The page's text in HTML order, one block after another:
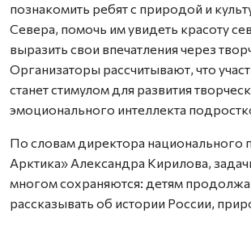
познакомить ребят с природой и
Севера, помочь им увидеть красоту
выразить свои впечатления через
Организаторы рассчитывают, что
станет стимулом для развития
эмоционального интеллекта
По словам директора национального
Арктика» Александра Кирилова,
многом сохраняются: детям
рассказывать об истории России,